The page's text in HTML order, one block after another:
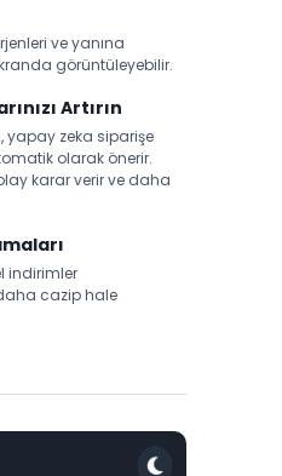
ve yanına
görüntüleyebilir.
Artırın
yapay zeka siparişe
olarak önerir.
karar verir ve daha
indirimler
cazip hale